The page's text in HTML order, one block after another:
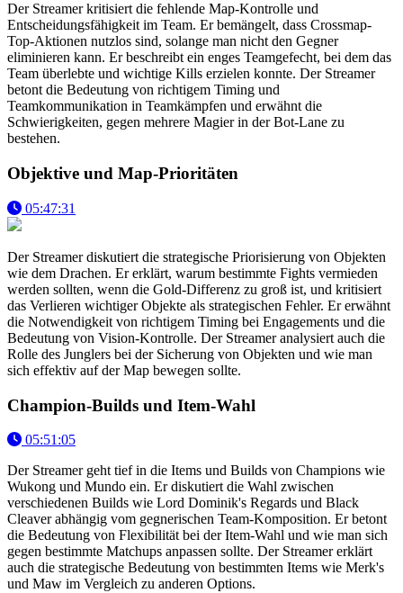
Der Streamer kritisiert die fehlende Map-Kontrolle und
Entscheidungsfähigkeit im Team. Er bemängelt, dass Crossmap-
Top-Aktionen nutzlos sind, solange man nicht den Gegner
eliminieren kann. Er beschreibt ein enges Teamgefecht, bei dem das
Team überlebte und wichtige Kills erzielen konnte. Der Streamer
betont die Bedeutung von richtigem Timing und
Teamkommunikation in Teamkämpfen und erwähnt die
Schwierigkeiten, gegen mehrere Magier in der Bot-Lane zu
bestehen.
Objektive und Map-Prioritäten
05:47:31
Der Streamer diskutiert die strategische Priorisierung von Objekten
wie dem Drachen. Er erklärt, warum bestimmte Fights vermieden
werden sollten, wenn die Gold-Differenz zu groß ist, und kritisiert
das Verlieren wichtiger Objekte als strategischen Fehler. Er erwähnt
die Notwendigkeit von richtigem Timing bei Engagements und die
Bedeutung von Vision-Kontrolle. Der Streamer analysiert auch die
Rolle des Junglers bei der Sicherung von Objekten und wie man
sich effektiv auf der Map bewegen sollte.
Champion-Builds und Item-Wahl
05:51:05
Der Streamer geht tief in die Items und Builds von Champions wie
Wukong und Mundo ein. Er diskutiert die Wahl zwischen
verschiedenen Builds wie Lord Dominik's Regards und Black
Cleaver abhängig vom gegnerischen Team-Komposition. Er betont
die Bedeutung von Flexibilität bei der Item-Wahl und wie man sich
gegen bestimmte Matchups anpassen sollte. Der Streamer erklärt
auch die strategische Bedeutung von bestimmten Items wie Merk's
und Maw im Vergleich zu anderen Options.